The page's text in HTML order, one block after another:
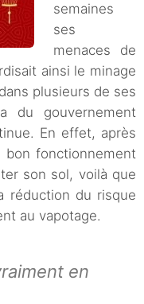
semaines
ses
menaces de
ainsi le minage
plusieurs de ses
du gouvernement
En effet, après
fonctionnement
son sol, voilà que
réduction du risque
au vapotage.
en